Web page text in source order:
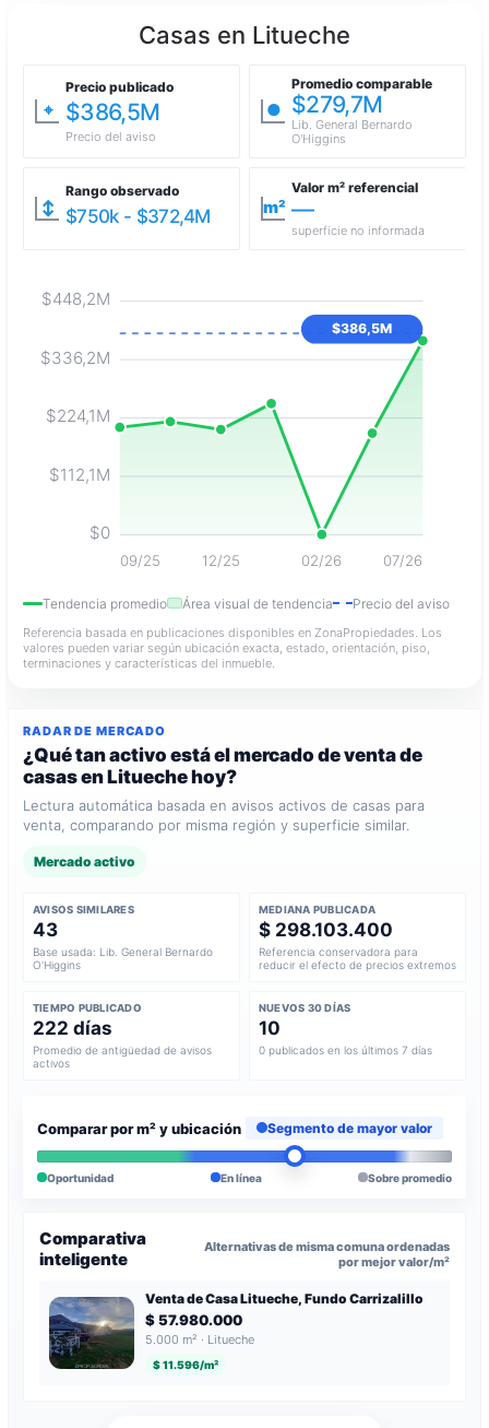
Casas en Litueche
⌖
Precio publicado
$386,5M
Precio del aviso
●
Promedio comparable
$279,7M
Lib. General Bernardo
O'Higgins
↕
Rango observado
$750k - $372,4M m²
Valor m² referencial
—
superficie no informada
$0
$112,1M
$224,1M
$336,2M
$448,2M
09/25 12/25 02/26 07/26
$386,5M
Tendencia promedio Área visual de tendencia Precio del aviso
Referencia basada en publicaciones disponibles en ZonaPropiedades. Los
valores pueden variar según ubicación exacta, estado, orientación, piso,
terminaciones y características del inmueble.
RADAR DE MERCADO
¿Qué tan activo está el mercado de venta de
casas en Litueche hoy?
Lectura automática basada en avisos activos de casas para
venta, comparando por misma región y superficie similar.
Mercado activo
AVISOS SIMILARES
43
Base usada: Lib. General Bernardo
O'Higgins
MEDIANA PUBLICADA
$ 298.103.400
Referencia conservadora para
reducir el efecto de precios extremos
TIEMPO PUBLICADO
222 días
Promedio de antigüedad de avisos
activos
NUEVOS 30 DÍAS
10
0 publicados en los últimos 7 días
Comparar por m² y ubicación Segmento de mayor valor
Oportunidad En línea Sobre promedio
Comparativa
inteligente
Alternativas de misma comuna ordenadas
por mejor valor/m²
Venta de Casa Litueche, Fundo Carrizalillo
$ 57.980.000
5.000 m² · Litueche
$ 11.596/m²